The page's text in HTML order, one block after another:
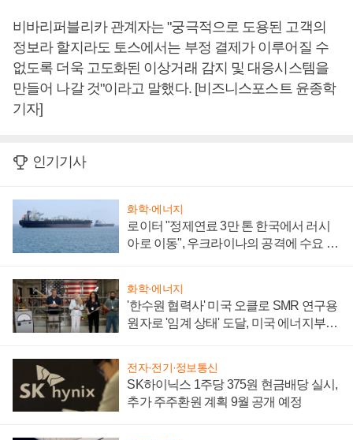
비바리퍼블리카 관계자는 "궁극적으로 도용된 고객의
정보라 할지라도 토스에서는 부정 결제가 이루어질 수
없도록 더욱 고도화된 이상거래 감지 및 대응시스템을
만들어 나갈 것"이라고 말했다. [비즈니스포스트 윤종학
기자]
인기기사
화학·에너지
로이터 "정제연료 3만 톤 한국에서 러시
아로 이동", 우크라이나의 공격에 수요 늘
화학·에너지
'한수원 협력사' 미국 오클로 SMR 연구용
원자로 '임계 상태' 도달, 미국 에너지부
전자·전기·정보통신
SK하이닉스 1주당 375원 현금배당 실시,
추가 주주환원 계획 9월 공개 예정